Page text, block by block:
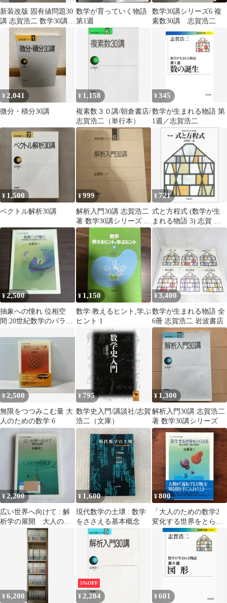
新装改版 固有値問題30
講 志賀浩二 数学30講シ
リーズ10
数学が育っていく物語
第1週
数学30講シリーズ6 複
素数30講 志賀浩二
¥ 2,041
微分・積分30講
¥ 1,158
複素数３０講/朝倉書店/
志賀浩二（単行本）
¥345
数学が生まれる物語 第
1週／志賀浩二
¥ 1,500
ベクトル解析30講
¥999
解析入門30講 志賀浩二
著 数学30講シリーズ カ
バーなし
¥ 721
式と方程式 (数学が生
まれる物語 3) 志賀 浩
二
¥2,500
抽象への憧れ 位相空
間:20世紀数学のパラダ
¥ 1,150
数学:教えるヒント,学ぶ
ヒント 1
¥3,400
数学が生まれる物語 全
6冊 志賀浩二 岩波書店
¥2,500
無限をつつみこむ量 大
人のための数学 6
¥ 795
数学史入門/講談社/志賀
浩二（文庫）
¥1,300
解析入門30講 志賀浩二
著 数学30講シリーズ
¥2,200
広い世界へ向けて : 解
析学の展開 大人のた
めの数学
¥ 1,600
現代数学の土壌 : 数学
をささえる基本概念
¥800
「大人のための数学2
変化する世界をとらえ
る 微分の考え、積分の
見方」 志賀浩二 紀伊國
屋書店 2009年5月22日
第2刷発行 重版 ☆微分
積分/解析学/関数/数学
入門/現代数学/微積分
学/数学教育/応用数学/
理論数学/数 VDVQU0
¥6,200
5%OFF
¥ 2,284 ¥601